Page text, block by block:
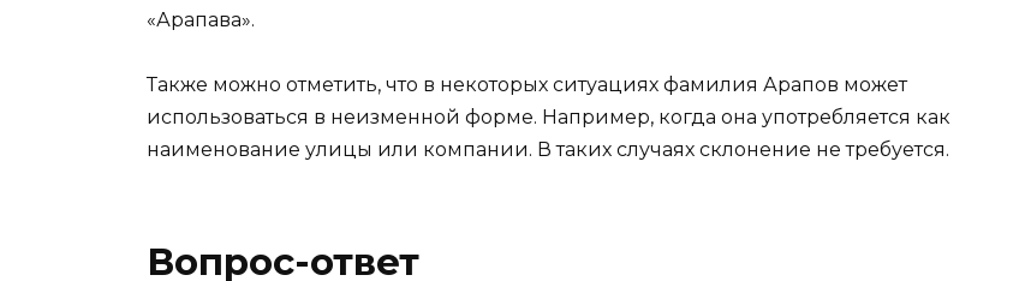
«Арапава».
Также можно отметить, что в некоторых ситуациях фамилия Арапов может
использоваться в неизменной форме. Например, когда она употребляется как
наименование улицы или компании. В таких случаях склонение не требуется.
Вопрос-ответ